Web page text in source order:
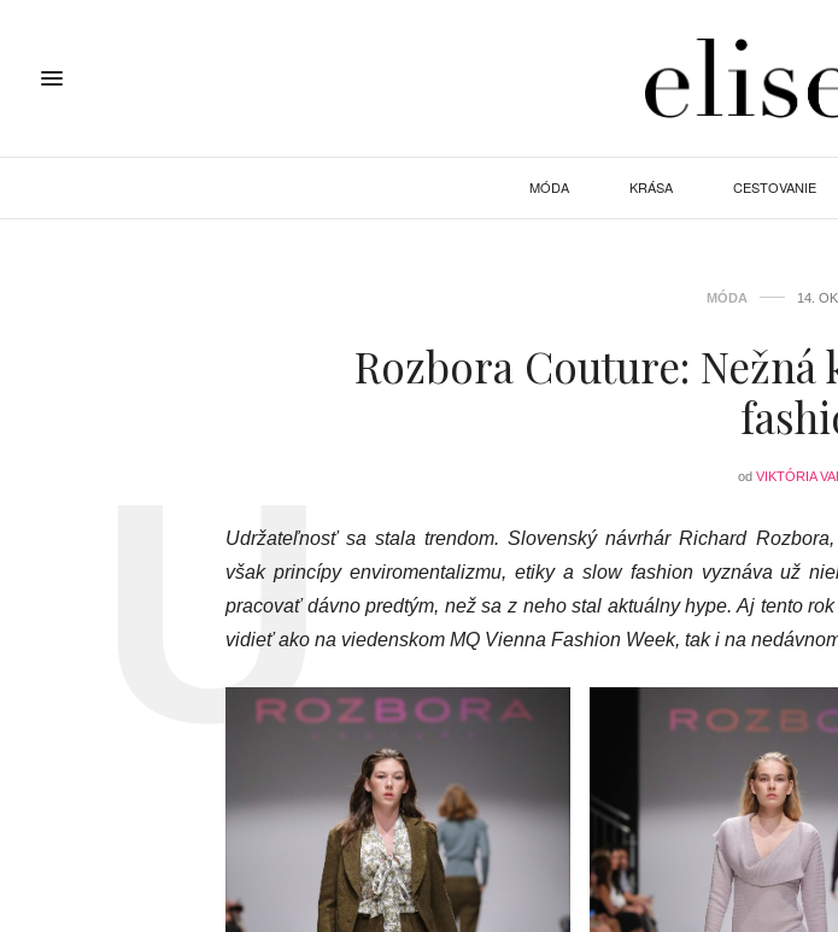
MÓDA KRÁSA CESTOVANIE
MÓDA 14.
Rozbora Couture:
od VIKTÓRIA
Udržateľnosť sa stala trendom. Slovenský návrhár Richard
však princípy enviromentalizmu, etiky a slow fashion vyznáva už
pracovať dávno predtým, než sa z neho stal aktuálny hype. Aj tento
vidieť ako na viedenskom MQ Vienna Fashion Week, tak i na